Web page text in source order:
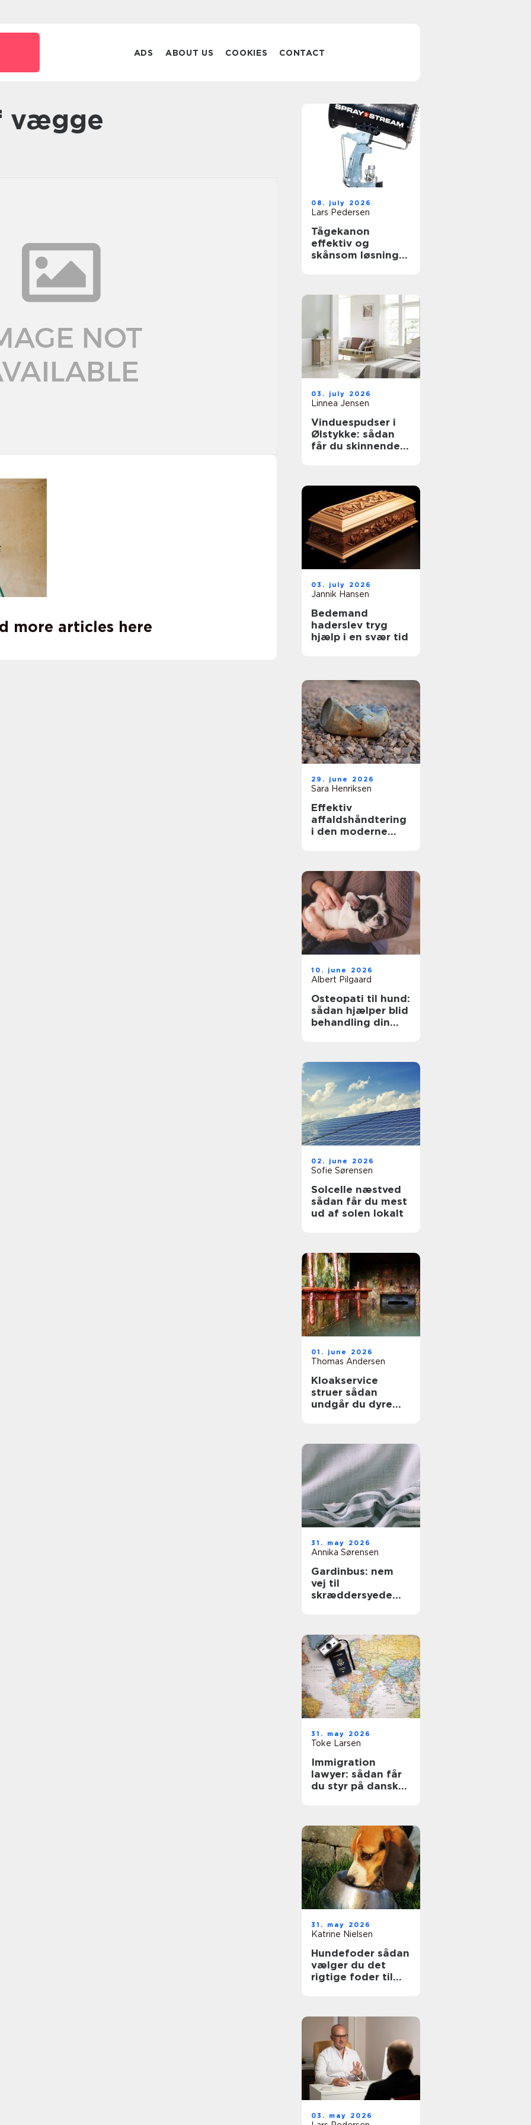
ADS ABOUT US COOKIES CONTACT
vægge
more articles here
08. july 2026
Lars Pedersen
Tågekanon
effektiv og
skånsom løsning
03. july 2026
Linnea Jensen
Vinduespudser i
Ølstykke: sådan
får du skinnende
03. july 2026
Jannik Hansen
Bedemand
haderslev tryg
hjælp i en svær tid
29. june 2026
Sara Henriksen
Effektiv
affaldshåndtering
i den moderne
10. june 2026
Albert Pilgaard
Osteopati til hund:
sådan hjælper blid
behandling din
02. june 2026
Sofie Sørensen
Solcelle næstved
sådan får du mest
ud af solen lokalt
01. june 2026
Thomas Andersen
Kloakservice
struer sådan
undgår du dyre
31. may 2026
Annika Sørensen
Gardinbus: nem
vej til
skræddersyede
31. may 2026
Toke Larsen
Immigration
lawyer: sådan får
du styr på dansk
31. may 2026
Katrine Nielsen
Hundefoder sådan
vælger du det
rigtige foder til
03. may 2026